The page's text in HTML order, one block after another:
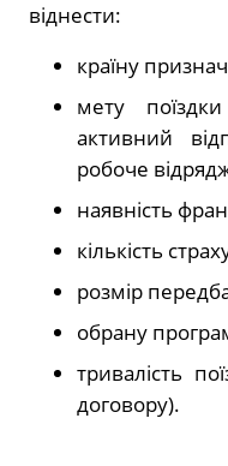
віднести:
країну
мету
активний
робоче
наявність
кількість
розмір
обрану
тривалість
договору).